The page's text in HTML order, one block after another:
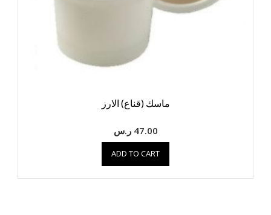
ماسك (قناع) الارز
47.00 ر.س
ADD TO CART